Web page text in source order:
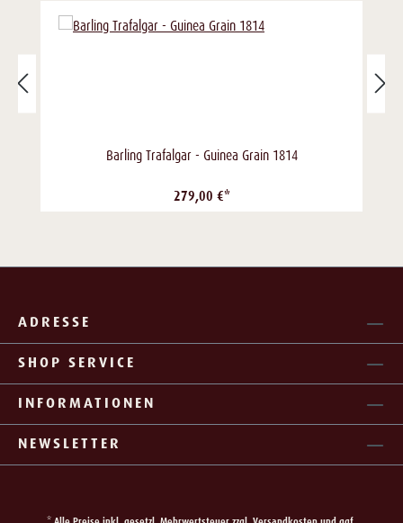
Barling Trafalgar - Guinea Grain 1814
279,00 €*
ADRESSE
SHOP SERVICE
INFORMATIONEN
NEWSLETTER